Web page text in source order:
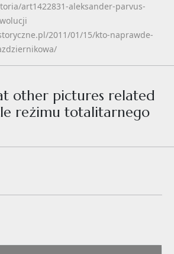
art1422831-aleksander-parvus-
2011/01/15/kto-naprawde-
other pictures related
reżimu totalitarnego